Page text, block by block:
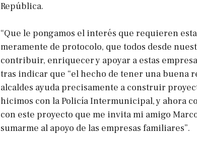
República.
“Que le pongamos el interés que requieren
meramente de protocolo, que todos desde
contribuir, enriquecer y apoyar a estas
tras indicar que “el hecho de tener una buena
alcaldes ayuda precisamente a construir
hicimos con la Policía Intermunicipal, y ahora
con este proyecto que me invita mi amigo
sumarme al apoyo de las empresas familiares”.